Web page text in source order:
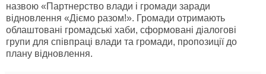
назвою «Партнерство влади і громади заради
відновлення «Діємо разом!». Громади отримають
облаштовані громадські хаби, сформовані діалогові
групи для співпраці влади та громади, пропозиції до
плану відновлення.